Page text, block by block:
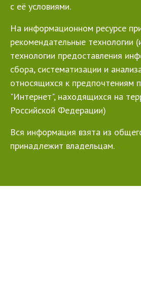
с её условиями.
На информационном ресурсе
рекомендательные технологии
технологии предоставления
сбора, систематизации и
относящихся к предпочтениям
"Интернет", находящихся на
Российской Федерации)
Вся информация взята из
принадлежит владельцам.